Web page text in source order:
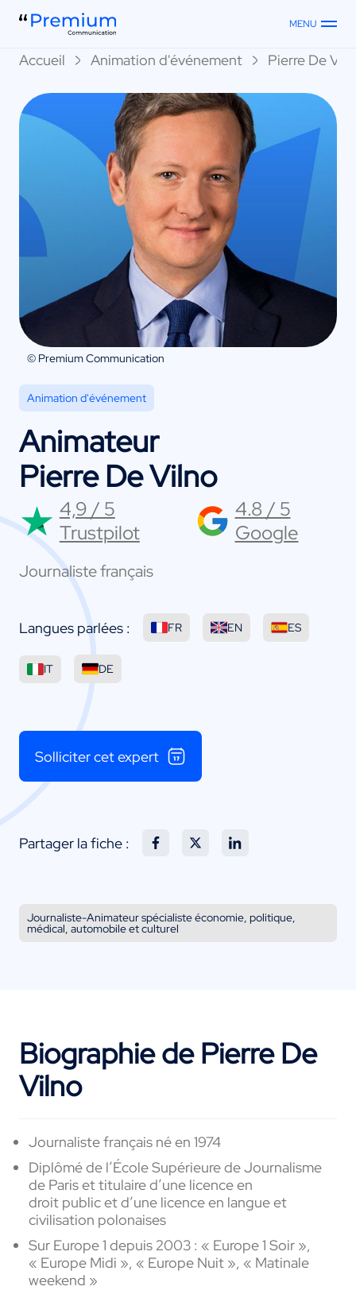
MENU
Accueil Animation d'événement Pierre De
© Premium Communication
Animation d'événement
Animateur
Pierre De Vilno
4,9 / 5
Trustpilot
4.8 / 5
Google
Journaliste français
Langues parlées : FR EN ES
IT DE
Solliciter cet expert
Partager la fiche :
Journaliste-Animateur spécialiste économie, politique,
médical, automobile et culturel
Biographie de Pierre De
Vilno
Journaliste français né en 1974
Diplômé de l’École Supérieure de Journalisme
de Paris et titulaire d’une licence en
droit public et d’une licence en langue et
civilisation polonaises
Sur Europe 1 depuis 2003 : « Europe 1 Soir »,
« Europe Midi », « Europe Nuit », « Matinale
weekend »